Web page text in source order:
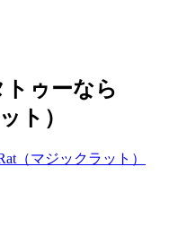
トゥーなら
ト）